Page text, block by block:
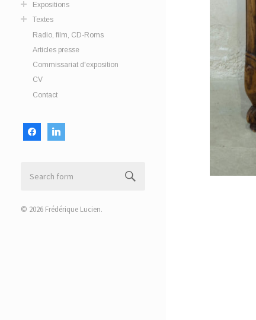
Expositions
Textes
Radio, film, CD-Roms
Articles presse
Commissariat d'exposition
CV
Contact
facebooklinkedin
© 2026 Frédérique Lucien.